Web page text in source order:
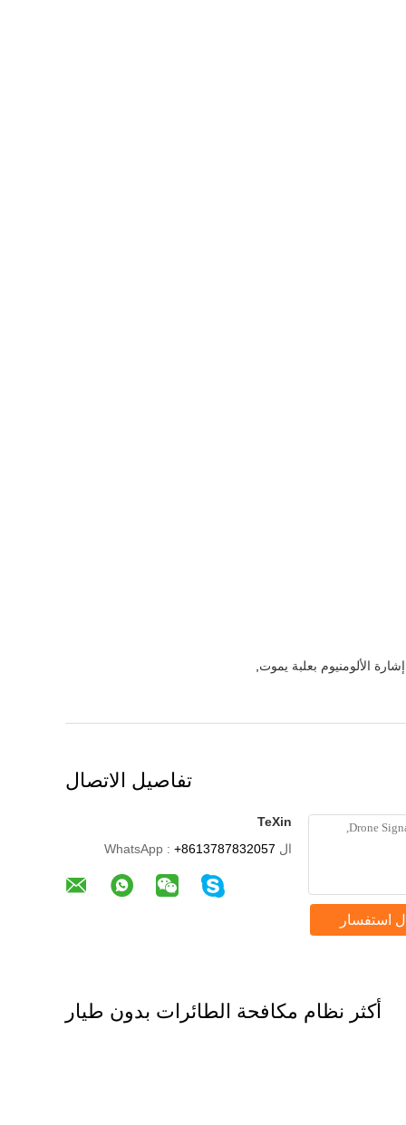
الألومنيوم بعلبة يموت
تفاصيل الاتصال
TeXin
ال WhatsApp : +8613787832057
استفسار
أكثر نظام مكافحة الطائرات بدون طيار